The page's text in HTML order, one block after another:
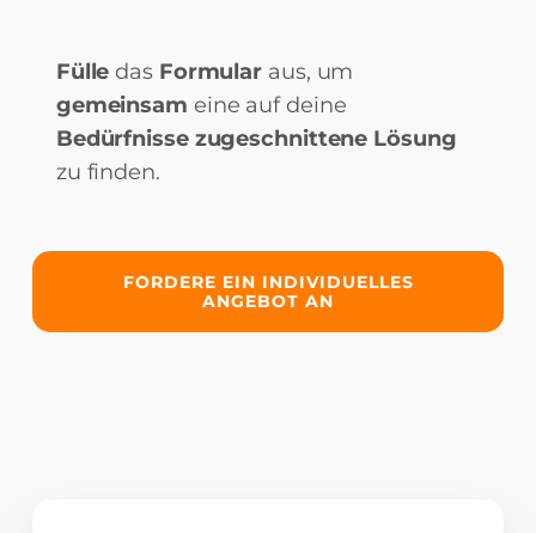
Fülledas Formular aus, um
gemeinsam eine auf deine
Bedürfnisse zugeschnittene Lösung
zu finden.
FORDERE EIN INDIVIDUELLES
ANGEBOT AN